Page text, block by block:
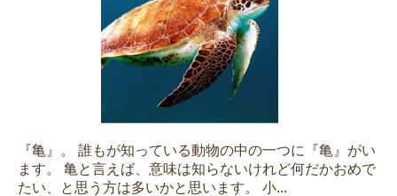
『亀』。 誰もが知っている動物の中の一つに『亀』がい
ます。 亀と言えば、意味は知らないけれど何だかおめで
たい、と思う方は多いかと思います。 小...